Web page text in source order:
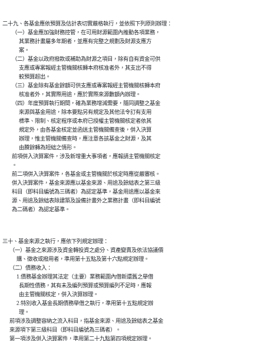
二十九、各基金應依預算及估計表切實嚴格執行，並依照下列原則辦理：
        （一）基金應加強財務控管，在可用財源範圍內推動各項業務，
              其業務計畫屬多年期者，並應有完整之規劃及財源支應方
              案。
        （二）基金以政府撥款或補助為財源之項目，除有自有資金可供
              支應或專案報經主管機關核轉本府核准者外，其支出不得
              較預算超出。
        （三）基金除有基金餘額可供支應或專案報經主管機關核轉本府
              核准者外，其實際用途，應於實際來源數額內辦理。
        （四）年度預算執行期間，確為業務增減需要，隨同調整之基金
              來源與基金用途，除本要點另有規定及其他法令訂有支用
              標準、限制、核定程序或本府已授權主管機關核定者依其
              規定外，由各基金核定並函送主管機關備查後，併入決算
              辦理，惟主管機關備查時，應注意各該基金之財源，及其
              由賸餘轉為短絀之情形。
        前項併入決算案件，涉及新增重大事項者，應報請主管機關核定
        。
        前二項併入決算案件，各基金或主管機關於核定時應從嚴審核。
        併入決算案件，基金來源應以基金來源、用途及餘絀表之第三級
        科目（即科目編號為三碼者）為認定基準，基金用途應以基金來
        源、用途及餘絀表除建築及設備計畫外之業務計畫（即科目編號
三十、基金來源之執行，應依下列規定辦理：
      （一）基金之來源涉及資金轉投資之處分、資產變賣及依法協議價
            購、徵收或撥用者，準用第十五點及第十六點規定辦理。
      （二）債務收入：
            1.債務基金辦理其法定（主要）業務範圍內借新還舊之舉借
              長期性債務，其有未及編列預算或預算編列不足時，應報
              由主管機關核定，併入決算辦理。
            2.特別收入基金長期債務舉借之執行，準用第十五點規定辦
              理。
      前項涉及調整容納之流入科目，指基金來源、用途及餘絀表之基金
      來源項下第三級科目（即科目編號為三碼者）。